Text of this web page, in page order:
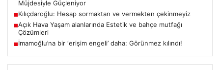
Müjdesiyle Güçleniyor
■Kılıçdaroğlu: Hesap sormaktan ve vermekten çekinmeyiz
■Açık Hava Yaşam alanlarında Estetik ve bahçe mutfağı
Çözümleri
■İmamoğlu’na bir ‘erişim engeli’ daha: Görünmez kılındı!